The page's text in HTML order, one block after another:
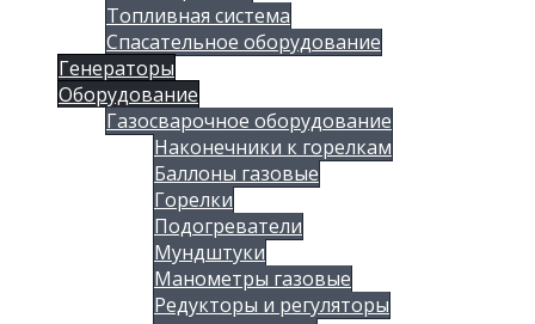
Топливная система
Спасательное оборудование
Генераторы
Оборудование
Газосварочное оборудование
Наконечники к горелкам
Баллоны газовые
Горелки
Подогреватели
Мундштуки
Манометры газовые
Редукторы и регуляторы